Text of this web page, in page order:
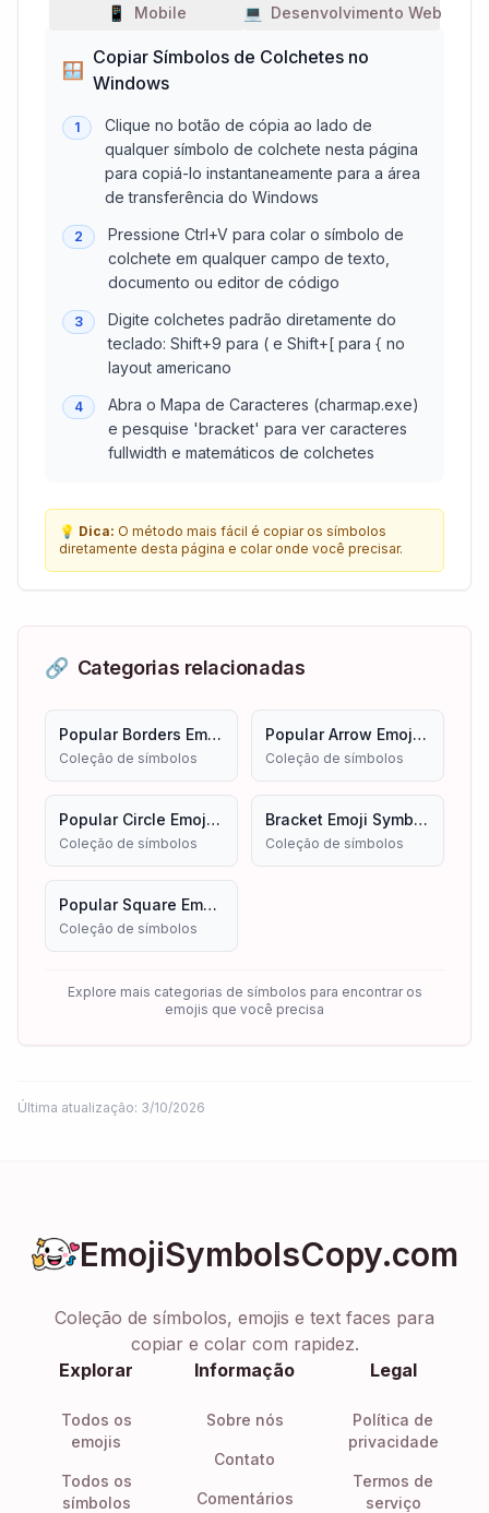
📱
Mobile 💻 Desenvolvimento Web
🪟
Copiar Símbolos de Colchetes no
Windows
1
Clique no botão de cópia ao lado de
qualquer símbolo de colchete nesta página
para copiá-lo instantaneamente para a área
de transferência do Windows
2
Pressione Ctrl+V para colar o símbolo de
colchete em qualquer campo de texto,
documento ou editor de código
3
Digite colchetes padrão diretamente do
teclado: Shift+9 para ( e Shift+[ para { no
layout americano
4
Abra o Mapa de Caracteres (charmap.exe)
e pesquise 'bracket' para ver caracteres
fullwidth e matemáticos de colchetes
💡 Dica: O método mais fácil é copiar os símbolos
diretamente desta página e colar onde você precisar.
🔗 Categorias relacionadas
Popular Borders Emoji Symbols
Coleção de símbolos
Popular Arrow Emoji Symbols
Coleção de símbolos
Popular Circle Emoji Symbols
Coleção de símbolos
Bracket Emoji Symbols
Coleção de símbolos
Popular Square Emoji Symbols
Coleção de símbolos
Explore mais categorias de símbolos para encontrar os
emojis que você precisa
Última atualização: 3/10/2026
EmojiSymbolsCopy.com
Coleção de símbolos, emojis e text faces para
copiar e colar com rapidez.
Explorar
Todos os
emojis
Todos os
símbolos
Informação
Sobre nós
Contato
Comentários
Legal
Política de
privacidade
Termos de
serviço